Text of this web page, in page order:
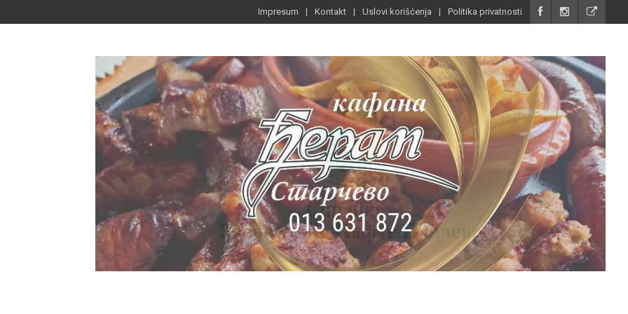
Impresum Kontakt Uslovi korišćenja Politika privatnosti